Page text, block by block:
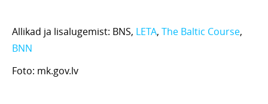
Allikad ja lisalugemist: BNS, LETA, The Baltic Course,
BNN
Foto: mk.gov.lv